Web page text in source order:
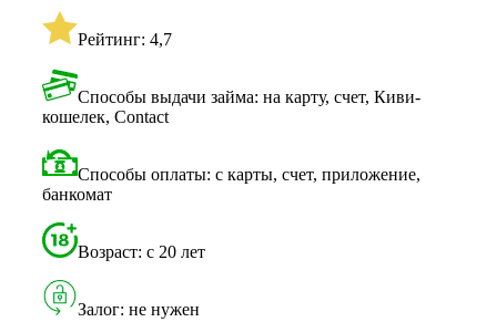
Рейтинг: 4,7
Способы выдачи займа: на карту, счет, Киви-
кошелек, Contact
Способы оплаты: с карты, счет, приложение,
банкомат
Возраст: с 20 лет
Залог: не нужен